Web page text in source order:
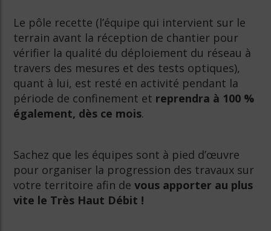
Le pôle recette (l’équipe qui intervient sur le
terrain avant la réception de chantier pour
vérifier la qualité du déploiement du réseau à
travers des mesures et des tests optiques),
quant à lui, est resté en activité pendant la
période de confinement et reprendra à 100 %
également, dès ce mois.
Sachez que les équipes sont à pied d’œuvre
pour organiser la progression des travaux sur
votre territoire afin devous apporter au plus
vite le Très Haut Débit !